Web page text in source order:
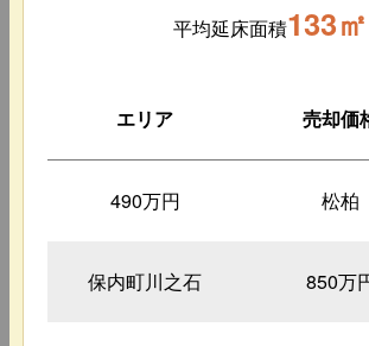
平均延床面積133㎡
エリア 売却価
490万円 松柏
保内町川之石 850万